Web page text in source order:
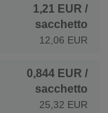
1,21 EUR /
sacchetto
12,06 EUR
0,844 EUR /
sacchetto
25,32 EUR